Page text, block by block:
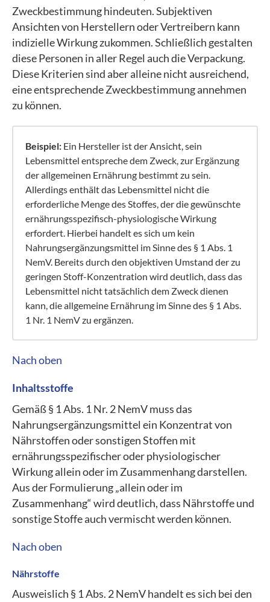
Zweckbestimmung hindeuten. Subjektiven
Ansichten von Herstellern oder Vertreibern kann
indizielle Wirkung zukommen. Schließlich gestalten
diese Personen in aller Regel auch die Verpackung.
Diese Kriterien sind aber alleine nicht ausreichend,
eine entsprechende Zweckbestimmung annehmen
zu können.
Beispiel: Ein Hersteller ist der Ansicht, sein
Lebensmittel entspreche dem Zweck, zur Ergänzung
der allgemeinen Ernährung bestimmt zu sein.
Allerdings enthält das Lebensmittel nicht die
erforderliche Menge des Stoffes, der die gewünschte
ernährungsspezifisch-physiologische Wirkung
erfordert. Hierbei handelt es sich um kein
Nahrungsergänzungsmittel im Sinne des § 1 Abs. 1
NemV. Bereits durch den objektiven Umstand der zu
geringen Stoff-Konzentration wird deutlich, dass das
Lebensmittel nicht tatsächlich dem Zweck dienen
kann, die allgemeine Ernährung im Sinne des § 1 Abs.
1 Nr. 1 NemV zu ergänzen.
Nach oben
Inhaltsstoffe
Gemäß § 1 Abs. 1 Nr. 2 NemV muss das
Nahrungsergänzungsmittel ein Konzentrat von
Nährstoffen oder sonstigen Stoffen mit
ernährungsspezifischer oder physiologischer
Wirkung allein oder im Zusammenhang darstellen.
Aus der Formulierung „allein oder im
Zusammenhang“ wird deutlich, dass Nährstoffe und
sonstige Stoffe auch vermischt werden können.
Nach oben
Nährstoffe
Ausweislich § 1 Abs. 2 NemV handelt es sich bei den